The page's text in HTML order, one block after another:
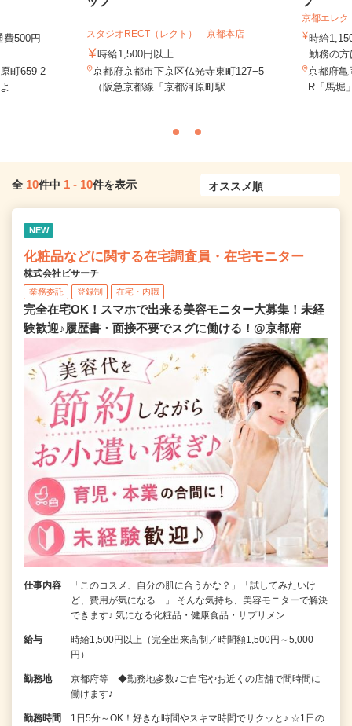
500円
町659-2
...
スタジオRECT（レクト） 京都本店
時給1,500円以上
京都府京都市下京区仏光寺東町127−5
（阪急京都線「京都河原町駅...
京都エレク
時給
勤務の
京都府亀
R「馬堀
全 10件中 1 - 10件を表示
NEW
化粧品などに関する在宅調査員・在宅モニター
株式会社ビサーチ
業務委託 登録制 在宅・内職
完全在宅OK！スマホで出来る美容モニター大募集！未経
験歓迎♪履歴書・面接不要でスグに働ける！@京都府
仕事内容
「このコスメ、自分の肌に合うかな？」「試してみたいけ
ど、費用が気になる…」 そんな気持ち、美容モニターで解決
できます♪ 気になる化粧品・健康食品・サプリメン…
給与
時給1,500円以上（完全出来高制／時間額1,500円～5,000
円）
勤務地
京都府等 ◆勤務地多数♪ご自宅やお近くの店舗で間時間に
働けます♪
勤務時間
1日5分～OK！好きな時間やスキマ時間でサクッと♪ ☆1日の